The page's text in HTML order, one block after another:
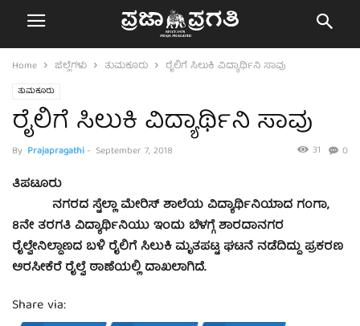
Home ಜಿಲ್ಲೆಗಳು ತುಮಕೂರು ರೈಲಿಗೆ ಸಿಲುಕಿ ವಿದ್ಯಾರ್ಥಿನಿ ಸಾವು
ತುಮಕೂರು
ರೈಲಿಗೆ ಸಿಲುಕಿ ವಿದ್ಯಾರ್ಥಿನಿ ಸಾವು
By Prajapragathi- September 7, 2018 0
31
ತಿಪಟೂರು
ನಗರದ ಸ್ಟೆಲ್ಲಾ ಮೇರಿಸ್ ಶಾಲೆಯ ವಿದ್ಯಾರ್ಥಿನಿಯಾದ ಗಂಗಾ,
8ನೇ ತರಗತಿ ವಿದ್ಯಾರ್ಥಿನಿಯು ಇಂದು ಬೆಳಗ್ಗೆ ಶಾರದಾನಗರ
ರೈಲ್ವೇನಿಲ್ದಾಣದ ಬಳಿ ರೈಲಿಗೆ ಸಿಲುಕಿ ಮೃತಪಟ್ಟ ಘಟನೆ ನಡೆದಿದ್ದು ಪ್ರಕರಣ
ಅರಸೀಕೆರೆ ರೈಲ್ವೆ ಠಾಣೆಯಲ್ಲಿ ದಾಖಲಾಗಿದೆ.
Share via: